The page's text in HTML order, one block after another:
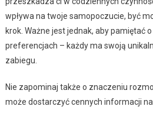
wpływa na twoje samopoczucie, być
krok. Ważne jest jednak, aby pamiętać
preferencjach – każdy ma swoją
zabiegu.
Nie zapominaj także o znaczeniu
może dostarczyć cennych informacji